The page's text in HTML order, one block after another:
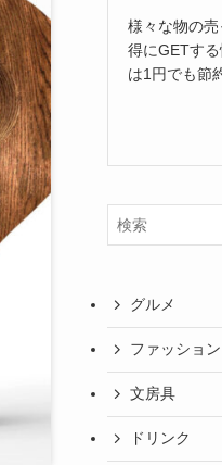
様々な物の
得にGETす
は1円でも節
グルメ
ファッション
文房具
ドリンク